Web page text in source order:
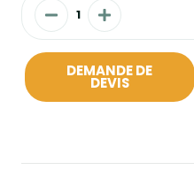
DEMANDE DE
DEVIS